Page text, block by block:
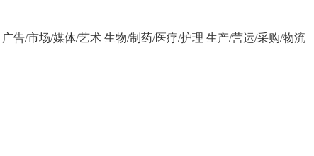
广告/市场/媒体/艺术 生物/制药/医疗/护理 生产/营运/采购/物流